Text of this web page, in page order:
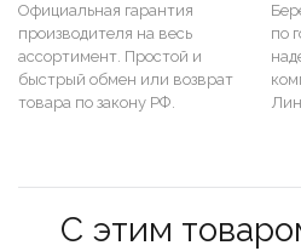
Официальная гарантия
производителя на весь
ассортимент. Простой и
быстрый обмен или возврат
товара по закону РФ.
по
С этим